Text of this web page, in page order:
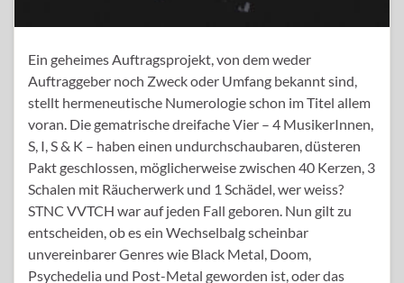
Ein geheimes Auftragsprojekt, von dem weder
Auftraggeber noch Zweck oder Umfang bekannt sind,
stellt hermeneutische Numerologie schon im Titel allem
voran. Die gematrische dreifache Vier – 4 MusikerInnen,
S, I, S & K – haben einen undurchschaubaren, düsteren
Pakt geschlossen, möglicherweise zwischen 40 Kerzen, 3
Schalen mit Räucherwerk und 1 Schädel, wer weiss?
STNC VVTCH war auf jeden Fall geboren. Nun gilt zu
entscheiden, ob es ein Wechselbalg scheinbar
unvereinbarer Genres wie Black Metal, Doom,
Psychedelia und Post-Metal geworden ist, oder das